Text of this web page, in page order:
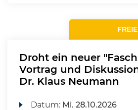
Droht ein neuer
Vortrag und
Dr. Klaus Neumann
Datum: Mi. 28.10.2026